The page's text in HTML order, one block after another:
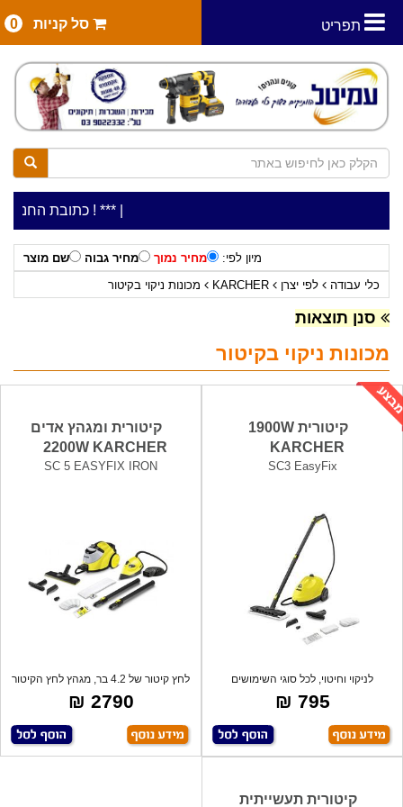
תפריט סל קניות 0
***כתובת החנות: רח' המלאכה 2, ביתן 8 ***כלי עבודה להשכרה בתעריף יומי משתלם ! ***
מיון לפי: מחיר נמוך מחיר גבוה
שם מוצר
כלי עבודה
לפי יצרן KARCHER מכונות ניקוי בקיטור
סנן תוצאות
מכונות ניקוי בקיטור
קיטורית 1900W
KARCHER
SC3 EasyFix
לניקוי וחיטוי, לכל סוגי השימושים
(מטבחים
795 ₪
קיטורית ומגהץ אדים
2200W KARCHER
SC 5 EASYFIX IRON
לחץ קיטור של 4.2 בר, מגהץ לחץ הקיטור
המס
2790 ₪
קיטורית תעשייתית